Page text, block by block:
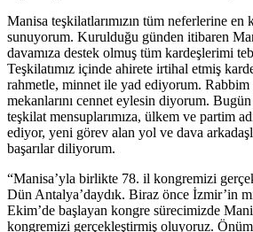
Manisa teşkilatlarımızın tüm neferlerine en
sunuyorum. Kurulduğu günden itibaren
davamıza destek olmuş tüm kardeşlerimi
Teşkilatımız içinde ahirete irtihal etmiş
rahmetle, minnet ile yad ediyorum. Rabbim
mekanlarını cennet eylesin diyorum.
teşkilat mensuplarımıza, ülkem ve partim
ediyor, yeni görev alan yol ve dava
başarılar diliyorum.
“Manisa’yla birlikte 78. il kongremizi
Dün Antalya’daydık. Biraz önce İzmir’in
Ekim’de başlayan kongre sürecimizde
kongremizi gerçekleştirmiş oluyoruz.